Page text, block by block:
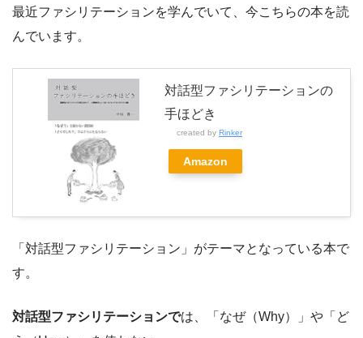
最近ファシリテーションを学んでいて、今こちらの本を読
んでいます。
対話型ファシリテーションの
手ほどき
created by Rinker
Amazon
「対話型ファシリテーション」がテーマとなっている本で
す。
対話型ファシリテーションでは、「なぜ（Why）」や「ど